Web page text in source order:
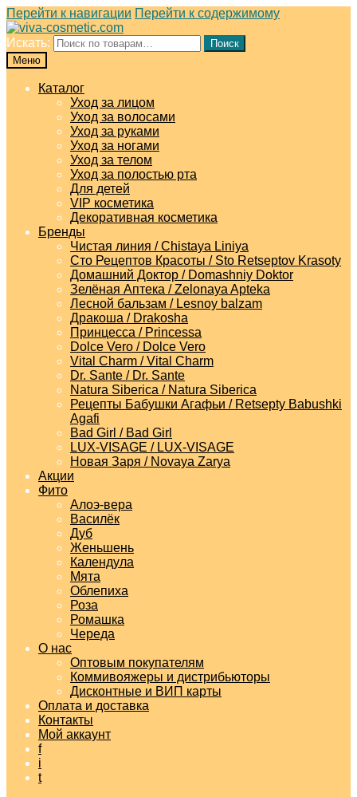
Перейти к навигации Перейти к содержимому
Искать:
Поиск
Меню
Каталог
Уход за лицом
Уход за волосами
Уход за руками
Уход за ногами
Уход за телом
Уход за полостью рта
Для детей
VIP косметика
Декоративная косметика
Бренды
Чистая линия / Chistaya Liniya
Сто Рецептов Красоты / Sto Retseptov Krasoty
Домашний Доктор / Domashniy Doktor
Зелёная Аптека / Zelonaya Apteka
Лесной бальзам / Lesnoy balzam
Дракоша / Drakosha
Принцесса / Princessa
Dolce Vero / Dolce Vero
Vital Charm / Vital Charm
Dr. Sante / Dr. Sante
Natura Siberica / Natura Siberica
Рецепты Бабушки Агафьи / Retsepty Babushki
Agafi
Bad Girl / Bad Girl
LUX-VISAGE / LUX-VISAGE
Новая Заря / Novaya Zarya
Акции
Фито
Алоэ-вера
Василёк
Дуб
Женьшень
Календула
Мята
Облепиха
Роза
Ромашка
Череда
О нас
Оптовым покупателям
Коммивояжеры и дистрибьюторы
Дисконтные и ВИП карты
Оплата и доставка
Контакты
Мой аккаунт
f
i
t